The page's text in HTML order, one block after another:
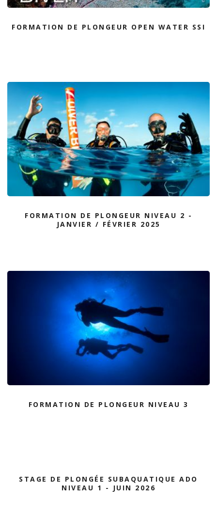
FORMATION DE PLONGEUR OPEN WATER SSI
FORMATION DE PLONGEUR NIVEAU 2 -
JANVIER / FÉVRIER 2025
FORMATION DE PLONGEUR NIVEAU 3
STAGE DE PLONGÉE SUBAQUATIQUE ADO
NIVEAU 1 - JUIN 2026